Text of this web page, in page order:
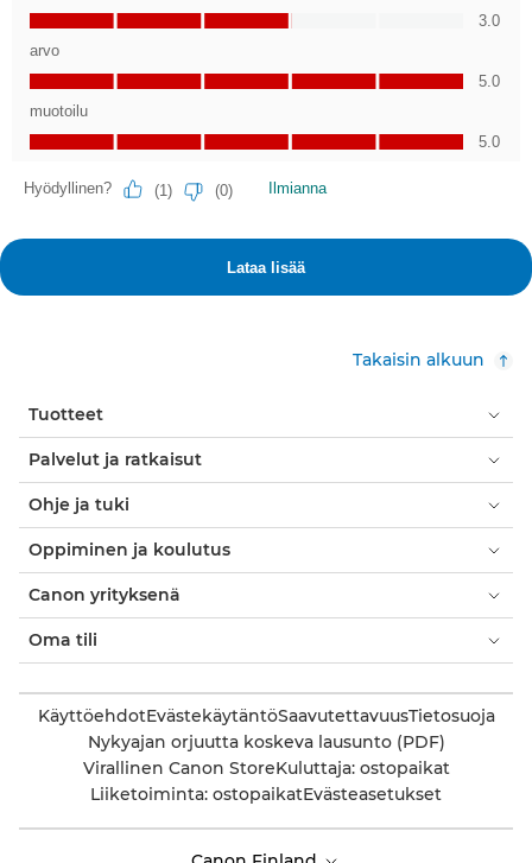
Takaisin alkuun
Tuotteet
Palvelut ja ratkaisut
Ohje ja tuki
Oppiminen ja koulutus
Canon yrityksenä
Oma tili
KäyttöehdotEvästekäytäntöSaavutettavuusTietosuoja
Nykyajan orjuutta koskeva lausunto (PDF)
Virallinen Canon StoreKuluttaja: ostopaikat
Liiketoiminta: ostopaikatEvästeasetukset